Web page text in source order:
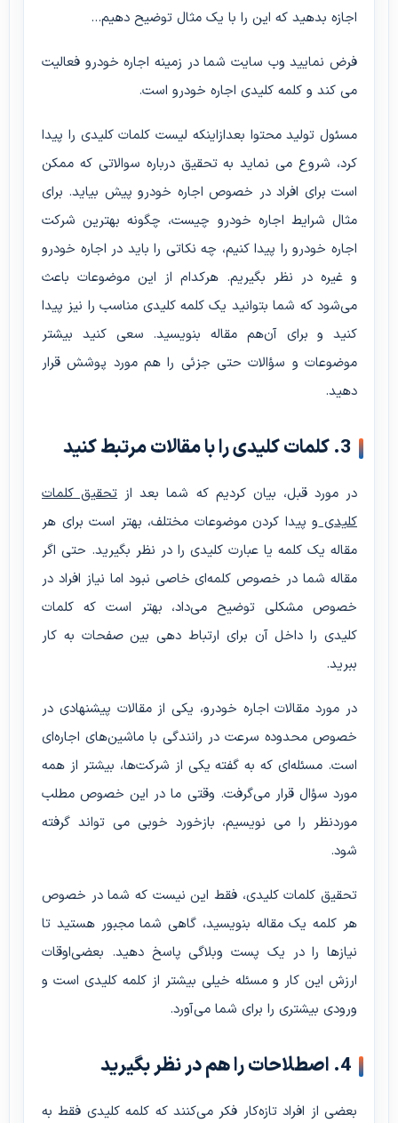
اجازه بدهید که این را با یک مثال توضیح دهیم...
فرض نمایید وب سایت شما در زمینه اجاره خودرو فعالیت
می کند و کلمه کلیدی اجاره خودرو است.
مسئول تولید محتوا بعدازاینکه لیست کلمات کلیدی را پیدا
کرد، شروع می نماید به تحقیق درباره سوالاتی که ممکن
است برای افراد در خصوص اجاره خودرو پیش بیاید. برای
مثال شرایط اجاره خودرو چیست، چگونه بهترین شرکت
اجاره خودرو را پیدا کنیم، چه نکاتی را باید در اجاره خودرو
و غیره در نظر بگیریم. هرکدام از این موضوعات باعث
می‌شود که شما بتوانید یک کلمه کلیدی مناسب را نیز پیدا
کنید و برای آن‌هم مقاله بنویسید. سعی کنید بیشتر
موضوعات و سؤالات حتی جزئی را هم مورد پوشش قرار
دهید.
3. کلمات کلیدی را با مقالات مرتبط کنید
در مورد قبل، بیان کردیم که شما بعد ازتحقیق کلمات
کلیدیو پیدا کردن موضوعات مختلف، بهتر است برای هر
مقاله یک کلمه یا عبارت کلیدی را در نظر بگیرید. حتی اگر
مقاله شما در خصوص کلمه‌ای خاصی نبود اما نیاز افراد در
خصوص مشکلی توضیح می‌داد، بهتر است که کلمات
کلیدی را داخل آن برای ارتباط دهی بین صفحات به کار
ببرید.
در مورد مقالات اجاره خودرو، یکی از مقالات پیشنهادی در
خصوص محدوده سرعت در رانندگی با ماشین‌های اجاره‌ای
است. مسئله‌ای که به گفته یکی از شرکت‌ها، بیشتر از همه
مورد سؤال قرار می‌گرفت. وقتی ما در این خصوص مطلب
موردنظر را می نویسیم، بازخورد خوبی می تواند گرفته
شود.
تحقیق کلمات کلیدی، فقط این نیست که شما در خصوص
هر کلمه یک مقاله بنویسید، گاهی شما مجبور هستید تا
نیازها را در یک پست وبلاگی پاسخ دهید. بعضی‌اوقات
ارزش این کار و مسئله خیلی بیشتر از کلمه کلیدی است و
ورودی بیشتری را برای شما می‌آورد.
4. اصطلاحات را هم در نظر بگیرید
بعضی از افراد تازه‌کار فکر می‌کنند که کلمه کلیدی فقط به